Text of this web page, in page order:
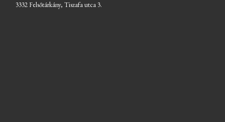
3332 Felsőtárkány, Tiszafa utca 3.